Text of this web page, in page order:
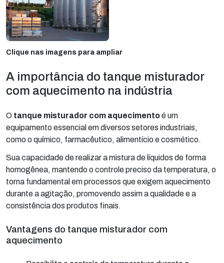
Clique nas imagens para ampliar
A importância do tanque misturador
com aquecimento na indústria
O tanque misturador com aquecimentoé um
equipamento essencial em diversos setores industriais,
como o químico, farmacêutico, alimentício e cosmético.
Sua capacidade de realizar a mistura de líquidos de forma
homogênea, mantendo o controle preciso da temperatura, o
torna fundamental em processos que exigem aquecimento
durante a agitação, promovendo assim a qualidade e a
consistência dos produtos finais.
Vantagens do tanque misturador com
aquecimento